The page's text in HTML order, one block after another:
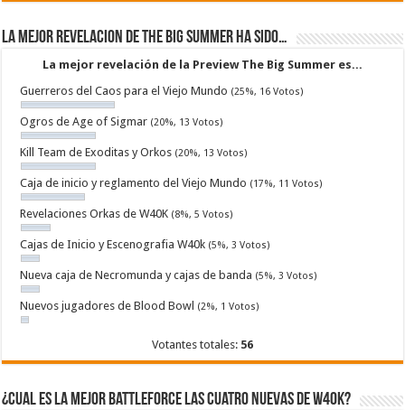
La mejor revelacion de The Big Summer ha sido…
La mejor revelación de la Preview The Big Summer es...
Guerreros del Caos para el Viejo Mundo (25%, 16 Votos)
Ogros de Age of Sigmar (20%, 13 Votos)
Kill Team de Exoditas y Orkos (20%, 13 Votos)
Caja de inicio y reglamento del Viejo Mundo (17%, 11 Votos)
Revelaciones Orkas de W40K (8%, 5 Votos)
Cajas de Inicio y Escenografia W40k (5%, 3 Votos)
Nueva caja de Necromunda y cajas de banda (5%, 3 Votos)
Nuevos jugadores de Blood Bowl (2%, 1 Votos)
Votantes totales: 56
¿Cual es la mejor Battleforce las cuatro nuevas de W40k?